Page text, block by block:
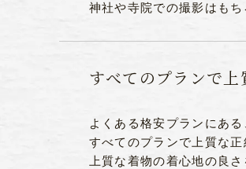
神社や寺院での撮影はも
すべてのプランで上
よくある格安プランにあ
すべてのプランで上質な
上質な着物の着心地の良